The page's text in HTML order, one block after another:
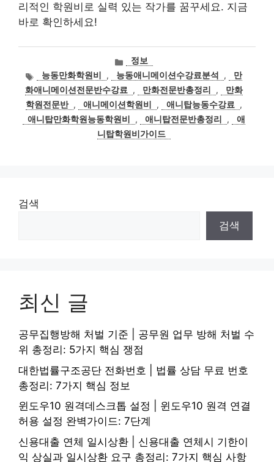
리적인 학원비로 실력 있는 작가를 꿈꾸세요. 지금
바로 확인하세요!
카
테
고
리
정보
태
그
능동만화학원비 , 능동애니메이션수강료분석 ,
만
화애니메이션전문반수강료
, 만화전문반총정리 ,
만화
학원전문반 , 애니메이션학원비 , 애니탑능동수강료
,
애니탑만화학원능동학원비
, 애니탑전문반총정리 ,
애
니탑학원비가이드
검색
검색
최신 글
공무집행방해 처벌 기준 | 공무원 업무 방해 처벌 수
위 총정리: 5가지 핵심 쟁점
대한법률구조공단 전화번호 | 법률 상담 무료 번호
총정리: 7가지 핵심 정보
윈도우10 원격데스크톱 설정 | 윈도우10 원격 연결
허용 설정 완벽가이드: 7단계
신용대출 연체 일시상환 | 신용대출 연체시 기한이
익 상실과 일시상환 요구 총정리: 7가지 핵심 사항